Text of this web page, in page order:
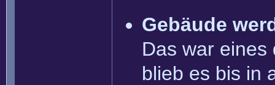
Gebäude
Das war
blieb es bis in